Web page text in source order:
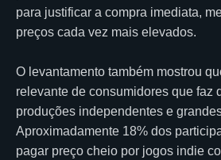
para justificar a compra imediata,
preços cada vez mais elevados.
O levantamento também mostrou
relevante de consumidores que faz
produções independentes e
Aproximadamente 18% dos
pagar preço cheio por jogos indie